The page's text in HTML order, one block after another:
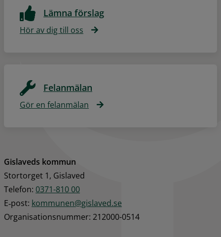
Lämna förslag
Hör av dig till oss
Felanmälan
Gör en felanmälan
Gislaveds kommun
Stortorget 1, Gislaved
Telefon: 0371-810 00
E‑post: kommunen@gislaved.se
Organisationsnummer: 212000-0514